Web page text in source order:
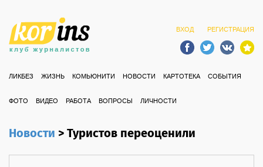
ВХОД РЕГИСТРАЦИЯ
ЛИКБЕЗ ЖИЗНЬ КОМЬЮНИТИ НОВОСТИ КАРТОТЕКА СОБЫТИЯ
ФОТО ВИДЕО РАБОТА ВОПРОСЫ ЛИЧНОСТИ
Новости>Туристов переоценили